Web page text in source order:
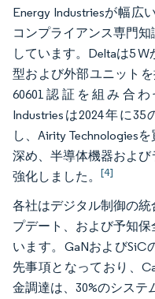
Energy Industriesが幅
コンプライアンス専門
しています。Deltaは5
型および外部ユニット
60601認証を組み合わ
Industriesは2024年に
し、Airity Technologies
深め、半導体機器およ
強化しました。 [4]
各社はデジタル制御の
プデート、および予知
います。GaNおよびSiC
先事項となっており、
金調達は、30%のシス